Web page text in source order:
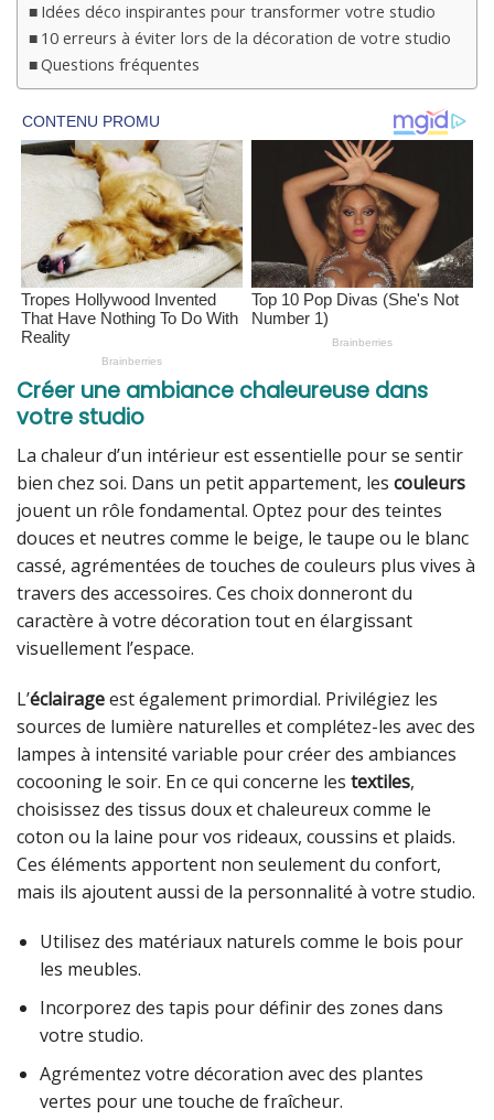
Idées déco inspirantes pour transformer votre studio
10 erreurs à éviter lors de la décoration de votre studio
Questions fréquentes
Créer une ambiance chaleureuse dans
votre studio
La chaleur d’un intérieur est essentielle pour se sentir
bien chez soi. Dans un petit appartement, les couleurs
jouent un rôle fondamental. Optez pour des teintes
douces et neutres comme le beige, le taupe ou le blanc
cassé, agrémentées de touches de couleurs plus vives à
travers des accessoires. Ces choix donneront du
caractère à votre décoration tout en élargissant
visuellement l’espace.
L’éclairageest également primordial. Privilégiez les
sources de lumière naturelles et complétez-les avec des
lampes à intensité variable pour créer des ambiances
cocooning le soir. En ce qui concerne les textiles,
choisissez des tissus doux et chaleureux comme le
coton ou la laine pour vos rideaux, coussins et plaids.
Ces éléments apportent non seulement du confort,
mais ils ajoutent aussi de la personnalité à votre studio.
Utilisez des matériaux naturels comme le bois pour
les meubles.
Incorporez des tapis pour définir des zones dans
votre studio.
Agrémentez votre décoration avec des plantes
vertes pour une touche de fraîcheur.